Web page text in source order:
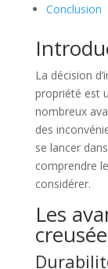
Conclusion
La décision
propriété est
nombreux
des
se lancer
comprendre
considérer.
Les
creusée